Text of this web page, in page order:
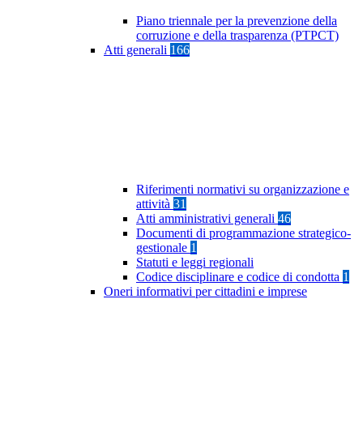
Piano triennale per la prevenzione della
corruzione e della trasparenza (PTPCT)
Atti generali 166
Riferimenti normativi su organizzazione e
attività 31
Atti amministrativi generali 46
Documenti di programmazione strategico-
gestionale 1
Statuti e leggi regionali
Codice disciplinare e codice di condotta 1
Oneri informativi per cittadini e imprese